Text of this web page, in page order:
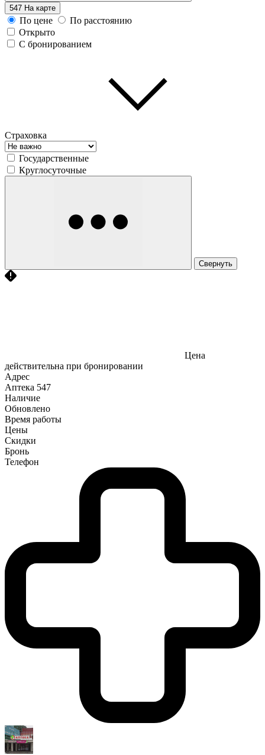
547 На карте
По цене
По расстоянию
Открыто
С бронированием
Страховка
Государственные
Круглосуточные
Свернуть
Цена
действительна при бронировании
Адрес
Аптека 547
Наличие
Обновлено
Время работы
Цены
Скидки
Бронь
Телефон